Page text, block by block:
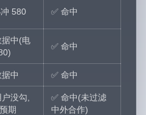
580 ✅ 命中
中(电
✅ 命中
中 ✅ 命中
没勾,
期
✅ 命中(未过滤
中外合作)